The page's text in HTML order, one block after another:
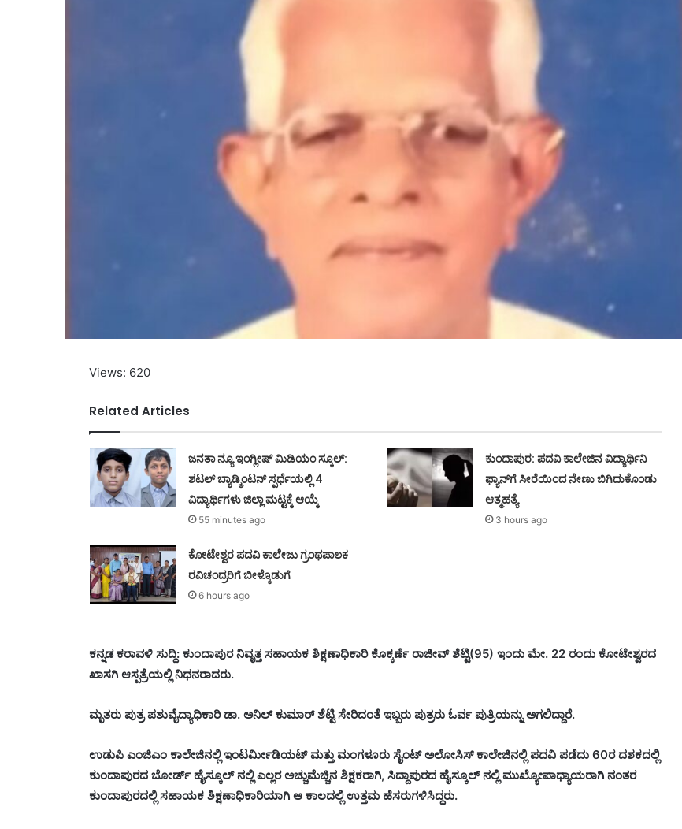
Views: 620
Related Articles
ಜನತಾ ನ್ಯೂ ಇಂಗ್ಲೀಷ್ ಮಿಡಿಯಂ ಸ್ಕೂಲ್:
ಶಟಲ್ ಬ್ಯಾಡ್ಮಿಂಟನ್ ಸ್ಪರ್ಧೆಯಲ್ಲಿ 4
ವಿದ್ಯಾರ್ಥಿಗಳು ಜಿಲ್ಲಾ ಮಟ್ಟಕ್ಕೆ ಆಯ್ಕೆ
55 minutes ago
ಕುಂದಾಪುರ: ಪದವಿ ಕಾಲೇಜಿನ ವಿದ್ಯಾರ್ಥಿನಿ
ಫ್ಯಾನ್‌ಗೆ ಸೀರೆಯಿಂದ ನೇಣು ಬಿಗಿದುಕೊಂಡು
ಆತ್ಮಹತ್ಯೆ
3 hours ago
ಕೋಟೇಶ್ವರ ಪದವಿ ಕಾಲೇಜು ಗ್ರಂಥಪಾಲಕ
ರವಿಚಂದ್ರರಿಗೆ ಬೀಳ್ಕೊಡುಗೆ
6 hours ago
ಕನ್ನಡ ಕರಾವಳಿ ಸುದ್ದಿ: ಕುಂದಾಪುರ ನಿವೃತ್ತ ಸಹಾಯಕ ಶಿಕ್ಷಣಾಧಿಕಾರಿ ಕೊಕ್ಕರ್ಣೆ ರಾಜೀವ್ ಶೆಟ್ಟಿ(95) ಇಂದು ಮೇ. 22 ರಂದು ಕೋಟೇಶ್ವರದ
ಖಾಸಗಿ ಆಸ್ಪತ್ರೆಯಲ್ಲಿ ನಿಧನರಾದರು.
ಮೃತರು ಪುತ್ರ ಪಶುವೈದ್ಯಾಧಿಕಾರಿ ಡಾ. ಅನಿಲ್ ಕುಮಾರ್ ಶೆಟ್ಟಿ ಸೇರಿದಂತೆ ಇಬ್ಬರು ಪುತ್ರರು ಓರ್ವ ಪುತ್ರಿಯನ್ನು ಅಗಲಿದ್ದಾರೆ.
ಉಡುಪಿ ಎಂಜಿಎಂ ಕಾಲೇಜಿನಲ್ಲಿ ಇಂಟರ್ಮೀಡಿಯಟ್ ಮತ್ತು ಮಂಗಳೂರು ಸೈಂಟ್ ಅಲೋಸಿಸ್ ಕಾಲೇಜಿನಲ್ಲಿ ಪದವಿ ಪಡೆದು 60ರ ದಶಕದಲ್ಲಿ
ಕುಂದಾಪುರದ ಬೋರ್ಡ್ ಹೈಸ್ಕೂಲ್ ನಲ್ಲಿ ಎಲ್ಲರ ಅಚ್ಚುಮೆಚ್ಚಿನ ಶಿಕ್ಷಕರಾಗಿ, ಸಿದ್ದಾಪುರದ ಹೈಸ್ಕೂಲ್ ನಲ್ಲಿ ಮುಖ್ಯೋಪಾಧ್ಯಾಯರಾಗಿ ನಂತರ
ಕುಂದಾಪುರದಲ್ಲಿ ಸಹಾಯಕ ಶಿಕ್ಷಣಾಧಿಕಾರಿಯಾಗಿ ಆ ಕಾಲದಲ್ಲಿ ಉತ್ತಮ ಹೆಸರುಗಳಿಸಿದ್ದರು.